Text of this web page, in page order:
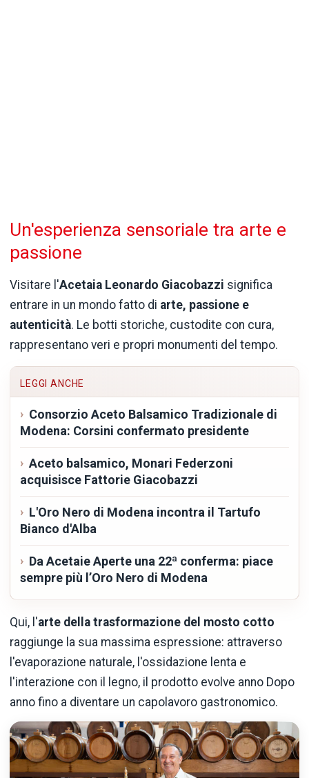
Un'esperienza sensoriale tra arte e
passione
Visitare l'Acetaia Leonardo Giacobazzi significa
entrare in un mondo fatto di arte, passione e
autenticità. Le botti storiche, custodite con cura,
rappresentano veri e propri monumenti del tempo.
LEGGI ANCHE
Consorzio Aceto Balsamico Tradizionale di
Modena: Corsini confermato presidente
Aceto balsamico, Monari Federzoni
acquisisce Fattorie Giacobazzi
L'Oro Nero di Modena incontra il Tartufo
Bianco d'Alba
Da Acetaie Aperte una 22ª conferma: piace
sempre più l’Oro Nero di Modena
Qui, l'arte della trasformazione del mosto cotto
raggiunge la sua massima espressione: attraverso
l'evaporazione naturale, l'ossidazione lenta e
l'interazione con il legno, il prodotto evolve anno Dopo
anno fino a diventare un capolavoro gastronomico.